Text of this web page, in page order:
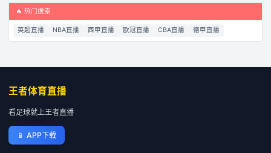
🔥 热门搜索
英超直播 NBA直播 西甲直播 欧冠直播 CBA直播 德甲直播
王者体育直播
看足球就上王者直播
📱 APP下载